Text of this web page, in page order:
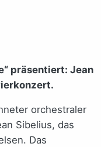
präsentiert: Jean
orchestraler
Sibelius, das
Das